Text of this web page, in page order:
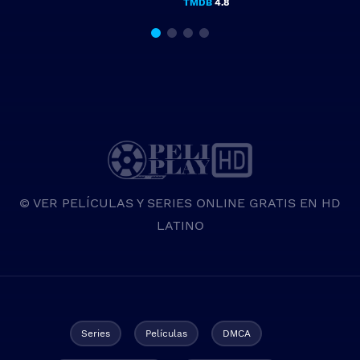
TMDB 4.8
© VER PELÍCULAS Y SERIES ONLINE GRATIS EN HD
LATINO
Series Películas DMCA